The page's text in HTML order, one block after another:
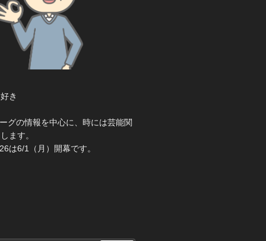
き
グの情報を中心に、時には芸能関
ます。
は6/1（月）開幕です。